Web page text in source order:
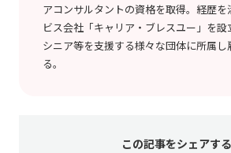
アコンサルタントの資格を取得。経歴を
ビス会社「キャリア・ブレスユー」を設
シニア等を支援する様々な団体に所属し
る。
この記事をシェアする